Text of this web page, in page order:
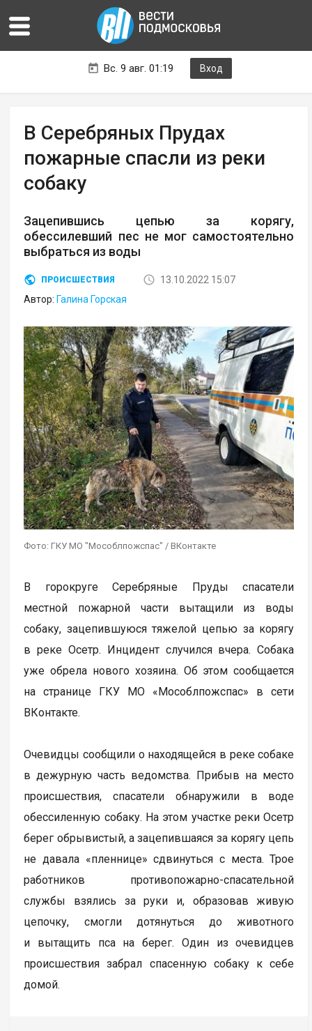
Вс. 9 авг. 01:19 Вход
В Серебряных Прудах
пожарные спасли из реки
собаку
Зацепившись цепью за корягу,
обессилевший пес не мог самостоятельно
выбраться из воды
ПРОИСШЕСТВИЯ
13.10.2022 15:07
Автор: Галина Горская
Фото: ГКУ МО "Мособлпожспас" / ВКонтакте
В горокруге Серебряные Пруды спасатели
местной пожарной части вытащили из воды
собаку, зацепившуюся тяжелой цепью за корягу
в реке Осетр. Инцидент случился вчера. Собака
уже обрела нового хозяина. Об этом сообщается
на странице ГКУ МО «Мособлпожспас» в сети
ВКонтакте.
Очевидцы сообщили о находящейся в реке собаке
в дежурную часть ведомства. Прибыв на место
происшествия, спасатели обнаружили в воде
обессиленную собаку. На этом участке реки Осетр
берег обрывистый, а зацепившаяся за корягу цепь
не давала «пленнице» сдвинуться с места. Трое
работников противопожарно-спасательной
службы взялись за руки и, образовав живую
цепочку, смогли дотянуться до животного
и вытащить пса на берег. Один из очевидцев
происшествия забрал спасенную собаку к себе
домой.